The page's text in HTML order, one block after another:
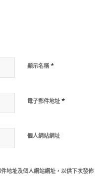
顯示名稱 *
電子郵件地址 *
個人網站網址
地址及個人網站網址，以供下次發佈